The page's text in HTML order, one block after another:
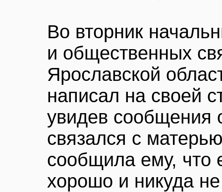
Во вторник
и общественных
Ярославской
написал на своей
увидев сообщения
связался с
сообщила ему, что
хорошо и никуда